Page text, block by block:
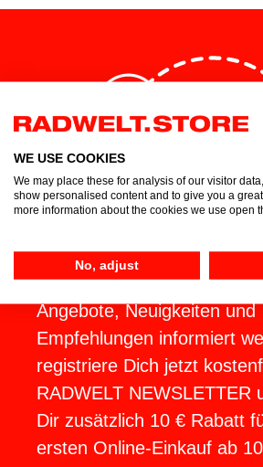
Du möchtest regelmäßig
Angebote, Neuigkeiten und
Empfehlungen informiert
registriere Dich jetzt
RADWELT NEWSLETTER
Dir zusätzlich 10 € Rabatt
ersten Online-Einkauf ab
WE USE COOKIES
We may place these for analysis of our visitor
show personalised content and to give you a
more information about the cookies we use open
No, adjust